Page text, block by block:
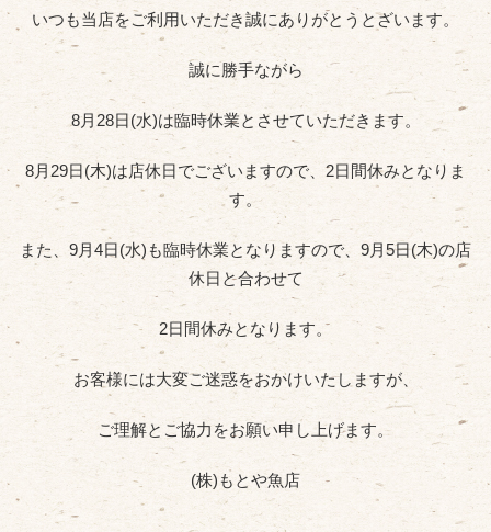
いつも当店をご利用いただき誠にありがとうとざいます。
誠に勝手ながら
8月28日(水)は臨時休業とさせていただきます。
8月29日(木)は店休日でございますので、2日間休みとなりま
す。
また、9月4日(水)も臨時休業となりますので、9月5日(木)の店
休日と合わせて
2日間休みとなります。
お客様には大変ご迷惑をおかけいたしますが、
ご理解とご協力をお願い申し上げます。
(株)もとや魚店